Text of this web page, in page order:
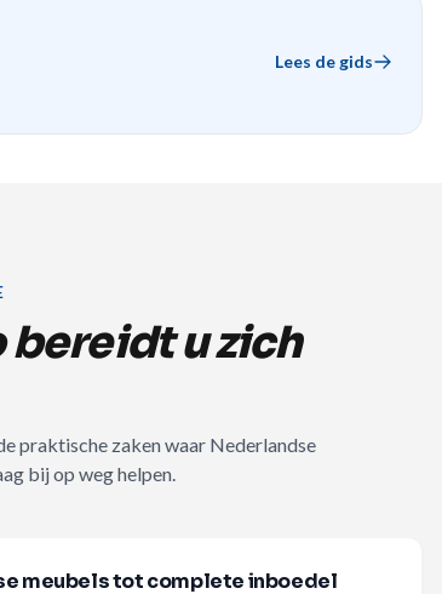
Lees de gids
bereidt u zich
praktische zaken waar Nederlandse
bij op weg helpen.
meubels tot complete inboedel